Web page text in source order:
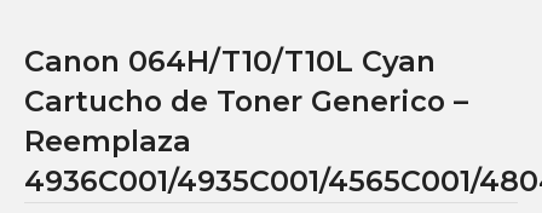
Canon 064H/T10/T10L Cyan
Cartucho de Toner Generico –
Reemplaza
4936C001/4935C001/4565C001/